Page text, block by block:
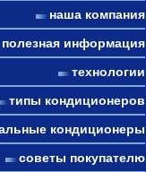
наша компания
полезная информация
технологии
типы кондиционеров
кондиционеры
советы покупателю